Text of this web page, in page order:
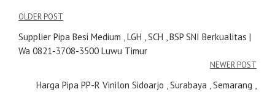
Navigasi
pos
OLDER POST
Supplier Pipa Besi Medium , LGH , SCH , BSP SNI Berkualitas |
Wa 0821-3708-3500 Luwu Timur
NEWER POST
Harga Pipa PP-R Vinilon Sidoarjo , Surabaya , Semarang ,